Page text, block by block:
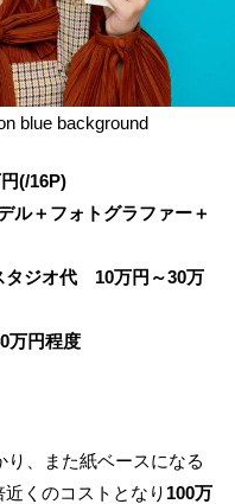
blue background
(/16P)
ル＋フォトグラファー＋
タジオ代 10万円～30万
万円程度
り、また紙ベースになる
近くのコストとなり 100万